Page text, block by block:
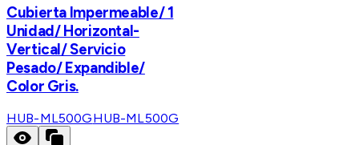
Cubierta Impermeable/ 1
Unidad/ Horizontal-
Vertical/ Servicio
Pesado/ Expandible/
Color Gris.
HUB-ML500GHUB-ML500G